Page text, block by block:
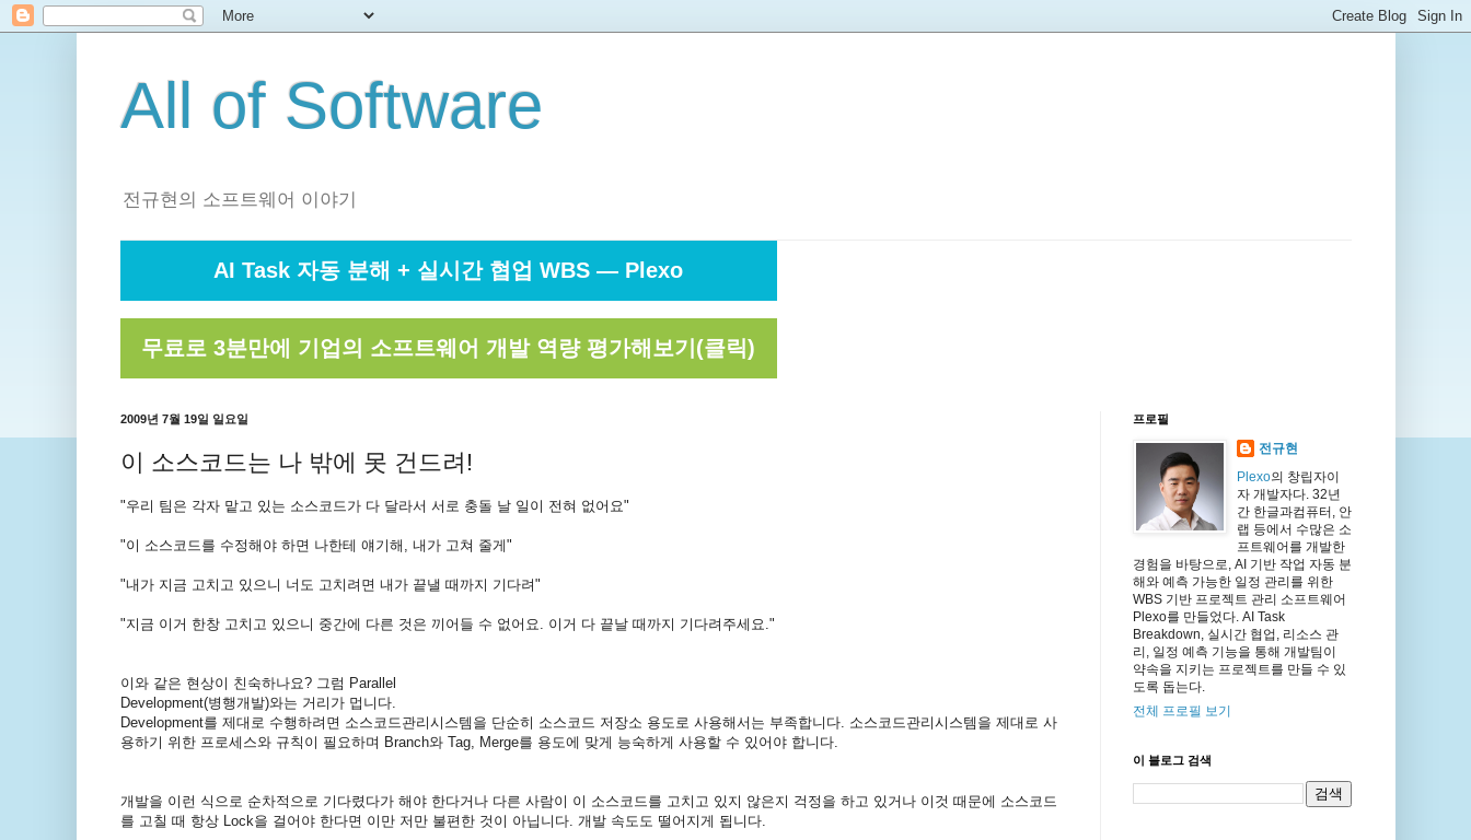
All of Software
전규현의 소프트웨어 이야기
AI Task 자동 분해 + 실시간 협업 WBS — Plexo
무료로 3분만에 기업의 소프트웨어 개발 역량 평가해보기(클릭)
2009년 7월 19일 일요일
이 소스코드는 나 밖에 못 건드려!
"우리 팀은 각자 맡고 있는 소스코드가 다 달라서 서로 충돌 날 일이 전혀 없어요"
"이 소스코드를 수정해야 하면 나한테 얘기해 , 내가 고쳐 줄게"
"내가 지금 고치고 있으니 너도 고치려면 내가 끝낼 때까지 기다려"
"지금 이거 한창 고치고 있으니 중간에 다른 것은 끼어들 수 없어요. 이거 다 끝날 때까지 기다려주세요."
이와 같은 현상이 친숙하나요? 그럼 Parallel
Development(병행개발)와는 거리가 멉니다.
Development를 제대로 수행하려면 소스코드관리시스템을 단순히 소스코드 저장소 용도로 사용해서는 부족합니다. 소스코드관리시스템을 제대로 사
용하기 위한 프로세스와 규칙이 필요하며 Branch와Tag, Merge를 용도에 맞게 능숙하게 사용할 수 있어야 합니다.
개발을 이런 식으로 순차적으로 기다렸다가 해야 한다거나 다른 사람이 이 소스코드를 고치고 있지 않은지 걱정을 하고 있거나 이것 때문에 소스코드
를 고칠 때 항상Lock을 걸어야 한다면 이만 저만 불편한 것이 아닙니다. 개발 속도도 떨어지게 됩니다.
프로필
전규현
Plexo의 창립자이
자 개발자다. 32년
간 한글과컴퓨터, 안
랩 등에서 수많은 소
프트웨어를 개발한
경험을 바탕으로, AI 기반 작업 자동 분
해와 예측 가능한 일정 관리를 위한
WBS 기반 프로젝트 관리 소프트웨어
Plexo를 만들었다. AI Task
Breakdown, 실시간 협업, 리소스 관
리, 일정 예측 기능을 통해 개발팀이
약속을 지키는 프로젝트를 만들 수 있
도록 돕는다.
전체 프로필 보기
이 블로그 검색